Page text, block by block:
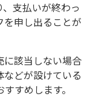
支払いが終わっ
申し出ることが
に該当しない場合
どが設けている
すめします。